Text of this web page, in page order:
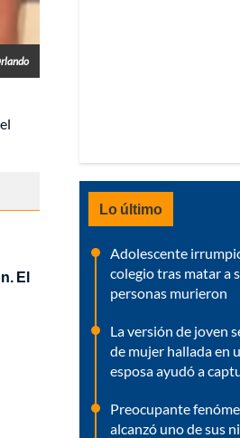
El
Lo último
Adolescente
colegio tras matar a
personas murieron
La versión de joven
de mujer hallada en
esposa ayudó a
Preocupante
alcanzó uno de sus